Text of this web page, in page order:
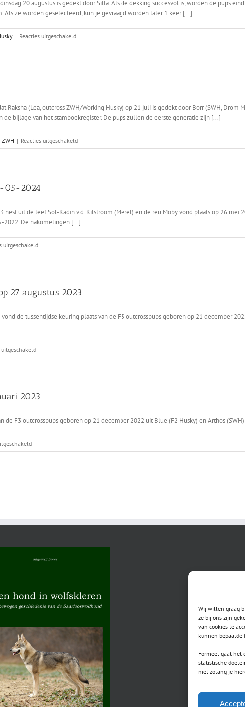
Wij willen graag
ze bij ons zijn
van cookies te
kunnen bepaalde
Formeel gaat het
statistische
niet zolang je
20 augustus is gedekt door Silla. Als de dekking succesvol is, worden de pups
Als ze worden geselecteerd, kun je gevraagd worden later 1 keer [...]
| Reacties uitgeschakeldvoor
Kyra
Raksha (Lea, outcross ZWH/Working Husky) op 21 juli is gedekt door Borr (SWH, Drom
bijlage van het stamboekregister. De pups zullen de eerste generatie zijn [...]
, ZWH | Reacties uitgeschakeldvoor
Lea
05-2024
nest uit de teef Sol-Kadin v.d. Kilstroom (Merel) en de reu Moby vond plaats op 26 mei
2022. De nakomelingen [...]
uitgeschakeldvoor
Eindkeuring
F2
op
2024
27 augustus 2023
de tussentijdse keuring plaats van de F3 outcrosspups geboren op 21 december
uitgeschakeldvoor
Tussentijdse
F2
op
augustus
2023
de F3 outcrosspups geboren op 21 december 2022 uit Blue (F2 Husky) en Arthos
voor
Nestkeuring